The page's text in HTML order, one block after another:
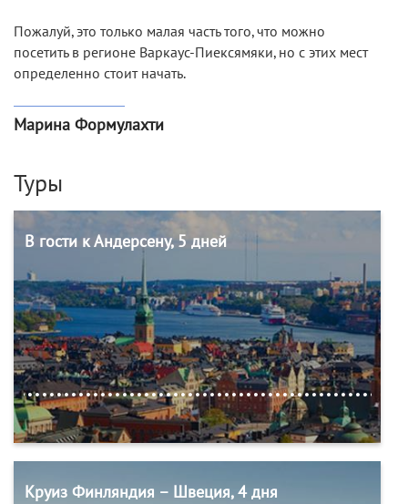
Пожалуй, это только малая часть того, что можно
посетить в регионе Варкаус-Пиексямяки, но с этих мест
определенно стоит начать.
Марина Формулахти
Туры
В гости к Андерсену, 5 дней
Круиз Финляндия – Швеция, 4 дня